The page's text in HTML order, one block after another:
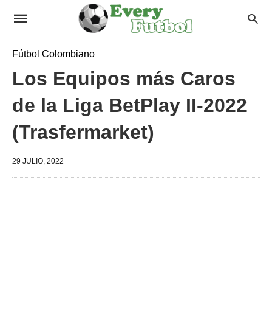
Fútbol Colombiano
Los Equipos más Caros
de la Liga BetPlay II-2022
(Trasfermarket)
29 JULIO, 2022